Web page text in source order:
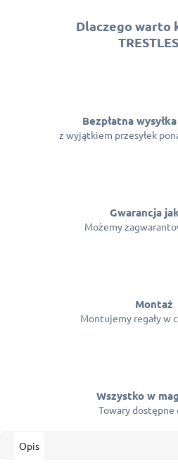
Dlaczego warto
Bezpłatna
z wyjątkiem przesyłek
Gwarancja
Możemy
Montaż
Montujemy regały w
Wszystko w
Towary dostępne
Opis